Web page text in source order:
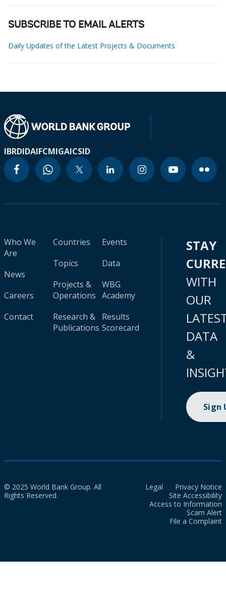
SUBSCRIBE TO EMAIL ALERTS
Daily Updates of the Latest Projects & Documents
IBRDIDAIFCMIGAICSID
Who We
Are
News
Careers
Contact
Countries
Topics
Projects &
Operations
Research &
Publications
Events
Data
WBG
Academy
Results
Scorecard
STAY
WITH
OUR
DATA
&
Sign
© 2025 World Bank Group. All
Rights Reserved.
Legal
Privacy Notice
Site Accessibility
Access to Information
Scam Alert
File a Complaint